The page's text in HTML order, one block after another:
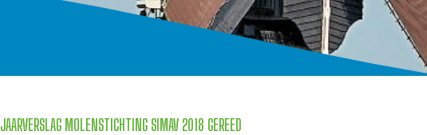
JAARVERSLAG MOLENSTICHTING SIMAV 2018 GEREED